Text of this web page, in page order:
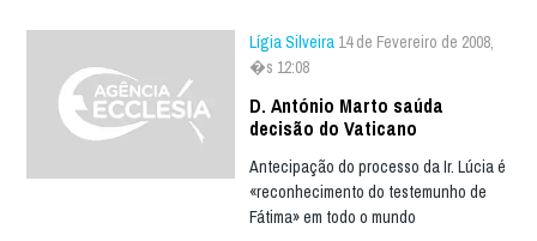
Lígia Silveira 14 de Fevereiro de 2008,
�s 12:08
D. António Marto saúda
decisão do Vaticano
Antecipação do processo da Ir. Lúcia é
«reconhecimento do testemunho de
Fátima» em todo o mundo